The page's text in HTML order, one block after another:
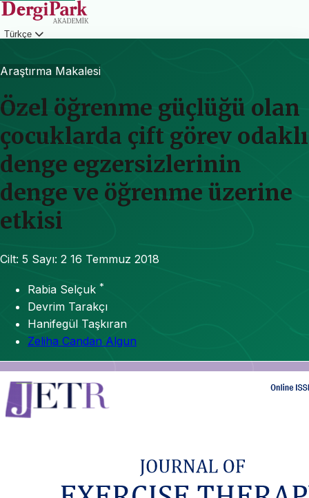
Türkçe
Araştırma Makalesi
Özel öğrenme güçlüğü olan
çocuklarda çift görev odaklı
denge egzersizlerinin
denge ve öğrenme üzerine
etkisi
Cilt: 5 Sayı: 2 16 Temmuz 2018
Rabia Selçuk *
Devrim Tarakçı
Hanifegül Taşkıran
Zeliha Candan Algun